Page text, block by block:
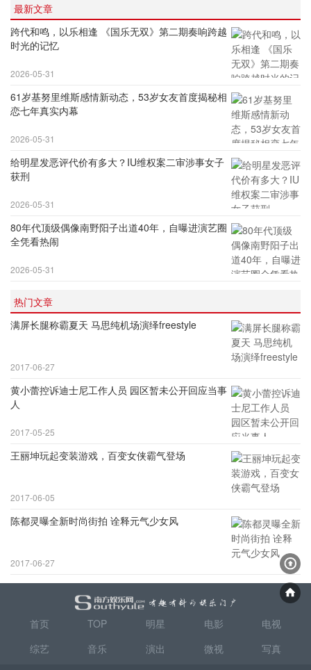
最新文章
跨代和鸣，以乐相逢 《国乐无双》第二期奏响跨越
时光的记忆
2026-05-31
61岁基努里维斯感情新动态，53岁女友首度揭秘相
恋七年真实内幕
2026-05-31
给明星发恶评代价有多大？IU维权案二审涉事女子
获刑
2026-05-31
80年代顶级偶像南野阳子出道40年，自曝进演艺圈
全凭看热闹
2026-05-31
热门文章
满屏长腿称霸夏天 马思纯机场演绎freestyle
2017-06-27
黄小蕾控诉迪士尼工作人员 园区暂未公开回应当事
人
2017-05-25
王丽坤玩起变装游戏，百变女侠霸气登场
2017-06-05
陈都灵曝全新时尚街拍 诠释元气少女风
2017-06-27
首页 TOP 明星 电影
电视
综艺
音乐 演出 微视 写真